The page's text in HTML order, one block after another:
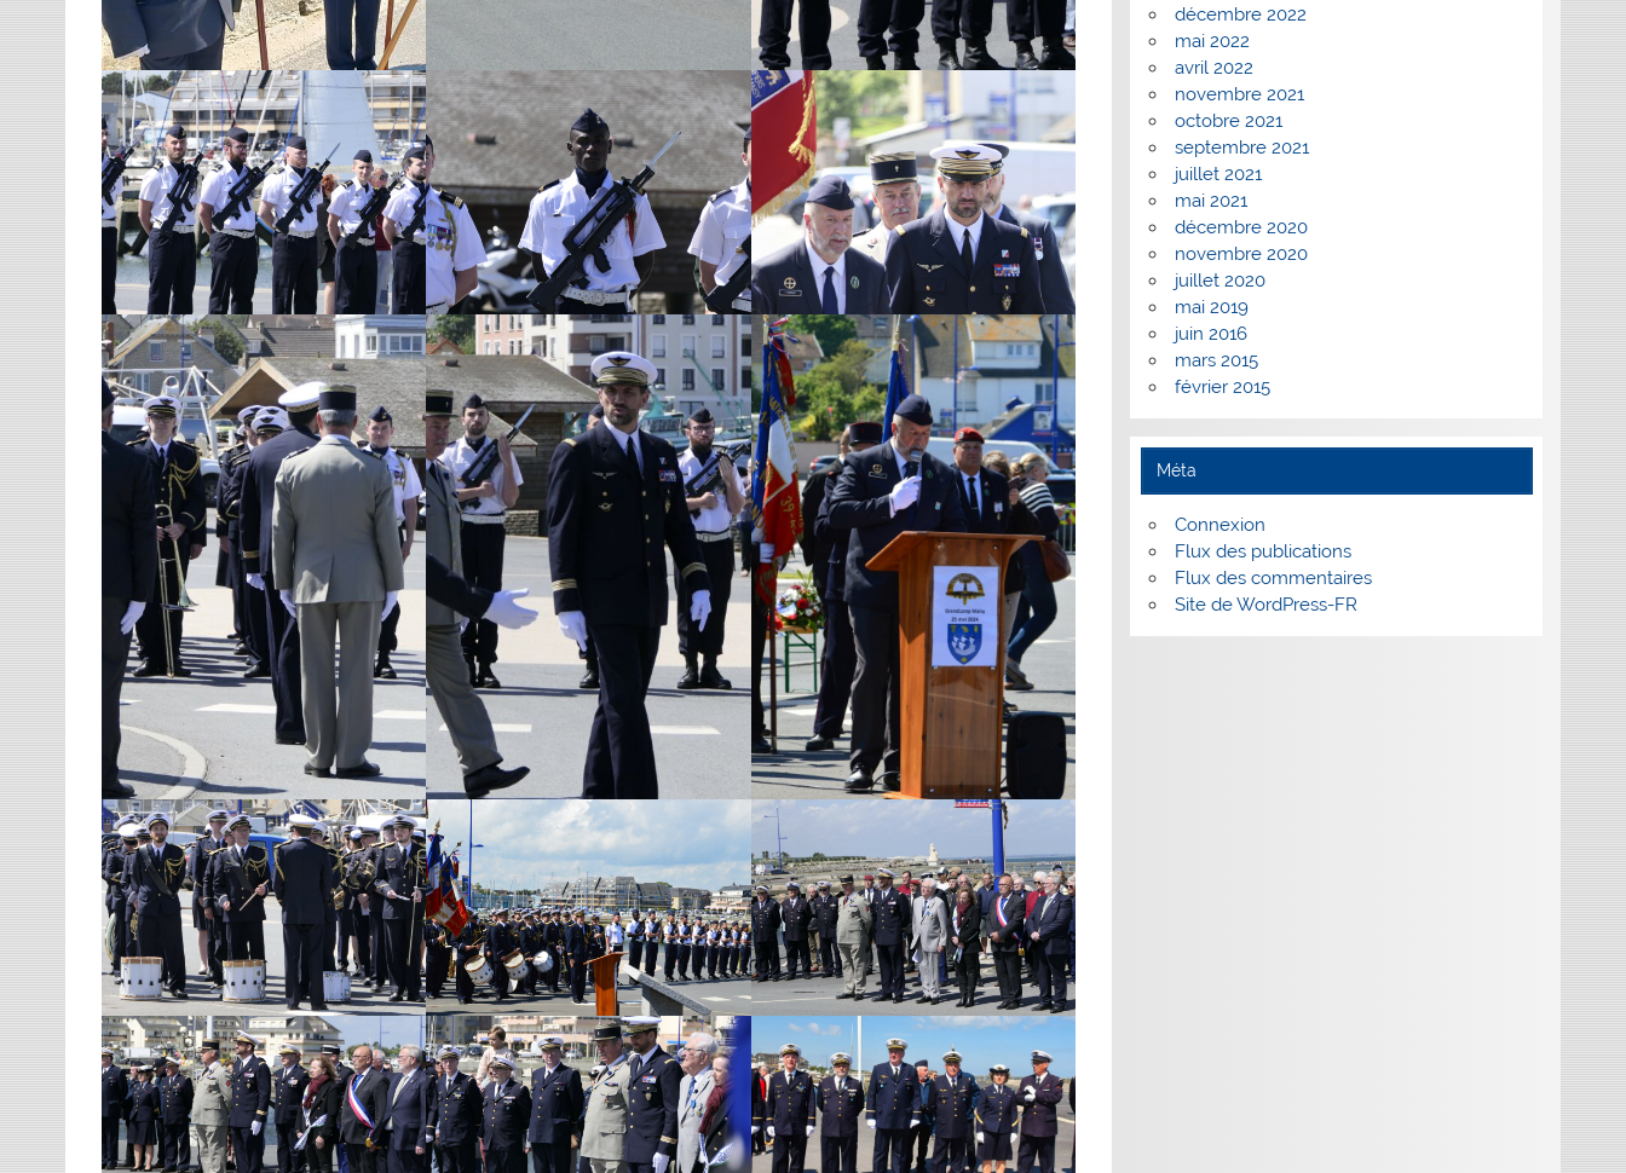
décembre 2022
mai 2022
avril 2022
novembre 2021
octobre 2021
septembre 2021
juillet 2021
mai 2021
décembre 2020
novembre 2020
juillet 2020
mai 2019
juin 2016
mars 2015
février 2015
Méta
Connexion
Flux des publications
Flux des commentaires
Site de WordPress-FR